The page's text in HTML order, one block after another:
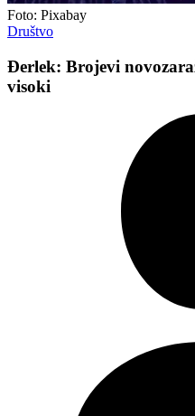
Foto: Pixabay
Društvo
Đerlek: Brojevi
visoki